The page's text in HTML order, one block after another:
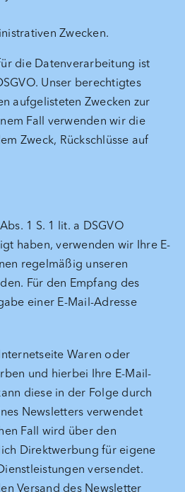
Zwecken.
die Datenverarbeitung ist
Unser berechtigtes
aufgelisteten Zwecken zur
Fall verwenden wir die
Zweck, Rückschlüsse auf
1 S. 1 lit. a DSGVO
haben, verwenden wir Ihre E-
regelmäßig unseren
Für den Empfang des
einer E-Mail-Adresse
Waren oder
und hierbei Ihre E-Mail-
diese in der Folge durch
Newsletters verwendet
Fall wird über den
Direktwerbung für eigene
versendet.
Versand des Newsletter